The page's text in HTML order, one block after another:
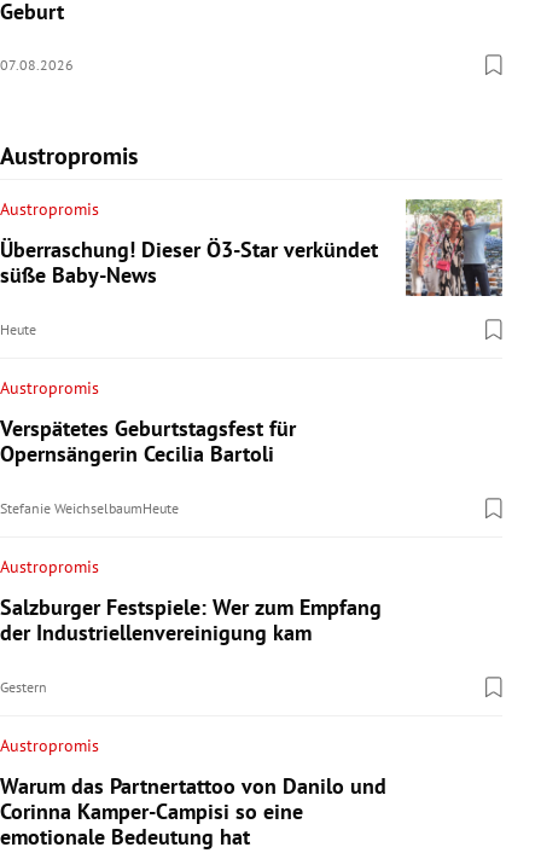
Geburt
07.08.2026
Austropromis
Austropromis
Überraschung! Dieser Ö3-Star verkündet
süße Baby-News
Heute
Austropromis
Verspätetes Geburtstagsfest für
Opernsängerin Cecilia Bartoli
Stefanie WeichselbaumHeute
Austropromis
Salzburger Festspiele: Wer zum Empfang
der Industriellenvereinigung kam
Gestern
Austropromis
Warum das Partnertattoo von Danilo und
Corinna Kamper-Campisi so eine
emotionale Bedeutung hat